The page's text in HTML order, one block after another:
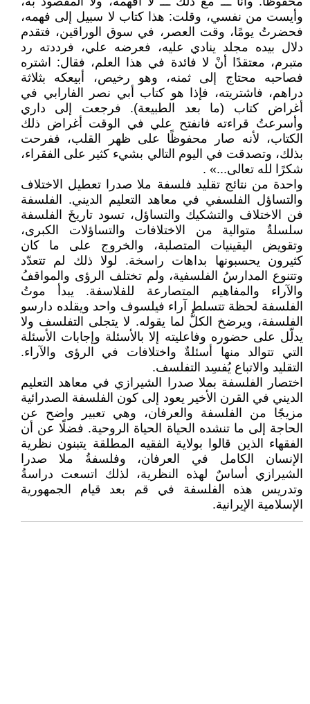
وأيست من نفسي، وقلت: هذا كتاب لا سبيل إلى فهمه،
فحضرتُ يومًا، وقت العصر، في سوق الوراقين، فتقدم
دلال بيده مجلد ينادي عليه، فعرضه علي، فرددته رد
متبرم، معتقدًا أنْ لا فائدة في هذا العلم، فقال: اشتره
فصاحبه محتاج إلى ثمنه، وهو رخيص، أبيعكه بثلاثة
دراهم، فاشتريته، فإذا هو كتاب أبي نصر الفارابي في
أغراض كتاب (ما بعد الطبيعة). فرجعت إلى داري
وأسرعتُ قراءته فانفتح علي في الوقت أغراض ذلك
الكتاب، لأنه صار محفوظًا على ظهر القلب، ففرحت
بذلك، وتصدقت في اليوم التالي بشيء كثير على الفقراء،
شكرًا لله تعالى...» .
واحدة من نتائج تقليد فلسفة ملا صدرا تعطيل الاختلاف
والتساؤل الفلسفي في معاهد التعليم الديني. الفلسفة
فن الاختلاف والتشكيك والتساؤل، تسود تاريخَ الفلسفة
سلسلةٌ متوالية من الاختلافات والتساؤلات الكبرى،
وتقويض اليقينيات المتصلبة، والخروج على ما كان
كثيرون يحسبونها بداهات راسخة. لولا ذلك لم تتعدّد
وتتنوع المدارسُ الفلسفية، ولم تختلف الرؤى والمواقفُ
والآراء والمفاهيم المتصارعة للفلاسفة. يبدأ موتُ
الفلسفة لحظة تتسلط آراء فيلسوف واحد ويقلده دارسو
الفلسفة، ويرضخ الكلُّ لما يقوله. ‏لا يتجلى التفلسف ولا
يدلّل على حضوره وفاعليته إلا بالأسئلة وإجابات الأسئلة
التي تتوالد منها أسئلةٌ واختلافات في الرؤى والآراء.
التقليد والاتباع يُفسِد التفلسف.
اختصار الفلسفة بملا صدرا الشيرازي في معاهد التعليم
الديني في القرن الأخير يعود إلى كون الفلسفة الصدرائية
مزيجًا من الفلسفة والعرفان، وهي تعبير واضح عن
الحاجة إلى ما تنشده الحياة الحياة الروحية. فضلًا عن أن
الفقهاء الذين قالوا بولاية الفقيه المطلقة يتبنون نظرية
الإنسان الكامل في العرفان، وفلسفةُ ملا صدرا
الشيرازي أساسٌ لهذه النظرية، لذلك اتسعت دراسةُ
وتدريس هذه الفلسفة في قم بعد قيام الجمهورية
الإسلامية الإيرانية.